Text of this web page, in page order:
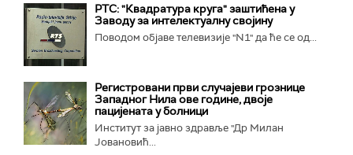
РТС: "Квадратура круга" заштићена у
Заводу за интелектуалну својину
Поводом објаве телевизије "N1" да ће се од...
Регистровани први случајеви грознице
Западног Нила ове године, двоје
пацијената у болници
Институт за јавно здравље "Др Милан
Јовановић...